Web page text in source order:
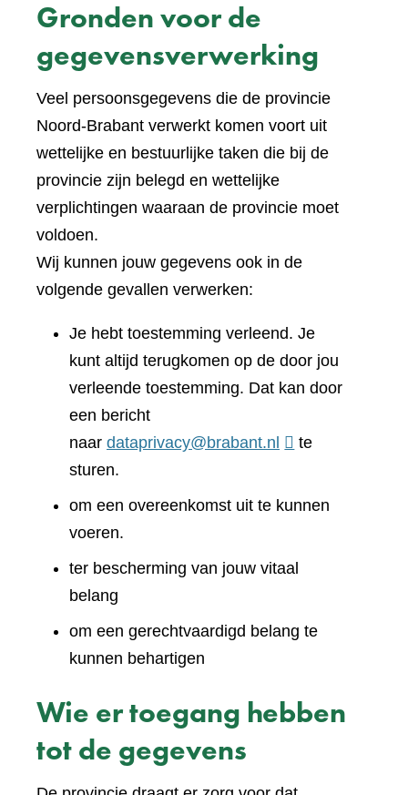
Gronden voor de
gegevensverwerking
Veel persoonsgegevens die de provincie
Noord-Brabant verwerkt komen voort uit
wettelijke en bestuurlijke taken die bij de
provincie zijn belegd en wettelijke
verplichtingen waaraan de provincie moet
voldoen.
Wij kunnen jouw gegevens ook in de
volgende gevallen verwerken:
Je hebt toestemming verleend. Je
kunt altijd terugkomen op de door jou
verleende toestemming. Dat kan door
een bericht
naar dataprivacy@brabant.nl
te
sturen.
om een overeenkomst uit te kunnen
voeren.
ter bescherming van jouw vitaal
belang
om een gerechtvaardigd belang te
kunnen behartigen
Wie er toegang hebben
tot de gegevens